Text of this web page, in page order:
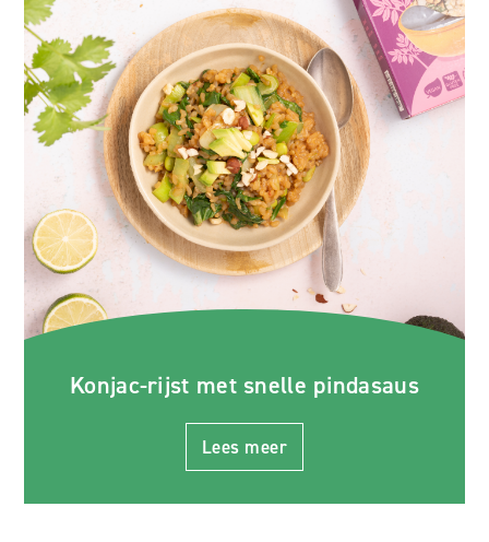
Konjac-rijst met snelle pindasaus
Lees meer